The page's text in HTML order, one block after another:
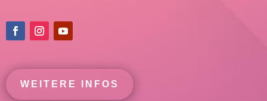
WEITERE INFOS